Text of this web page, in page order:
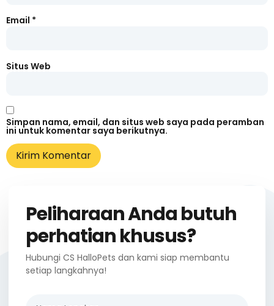
Email *
Situs Web
Simpan nama, email, dan situs web saya pada peramban
ini untuk komentar saya berikutnya.
Peliharaan Anda butuh
perhatian khusus?
Hubungi CS HalloPets dan kami siap membantu
setiap langkahnya!